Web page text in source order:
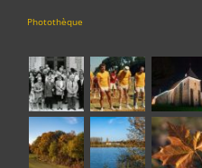
Photothèque